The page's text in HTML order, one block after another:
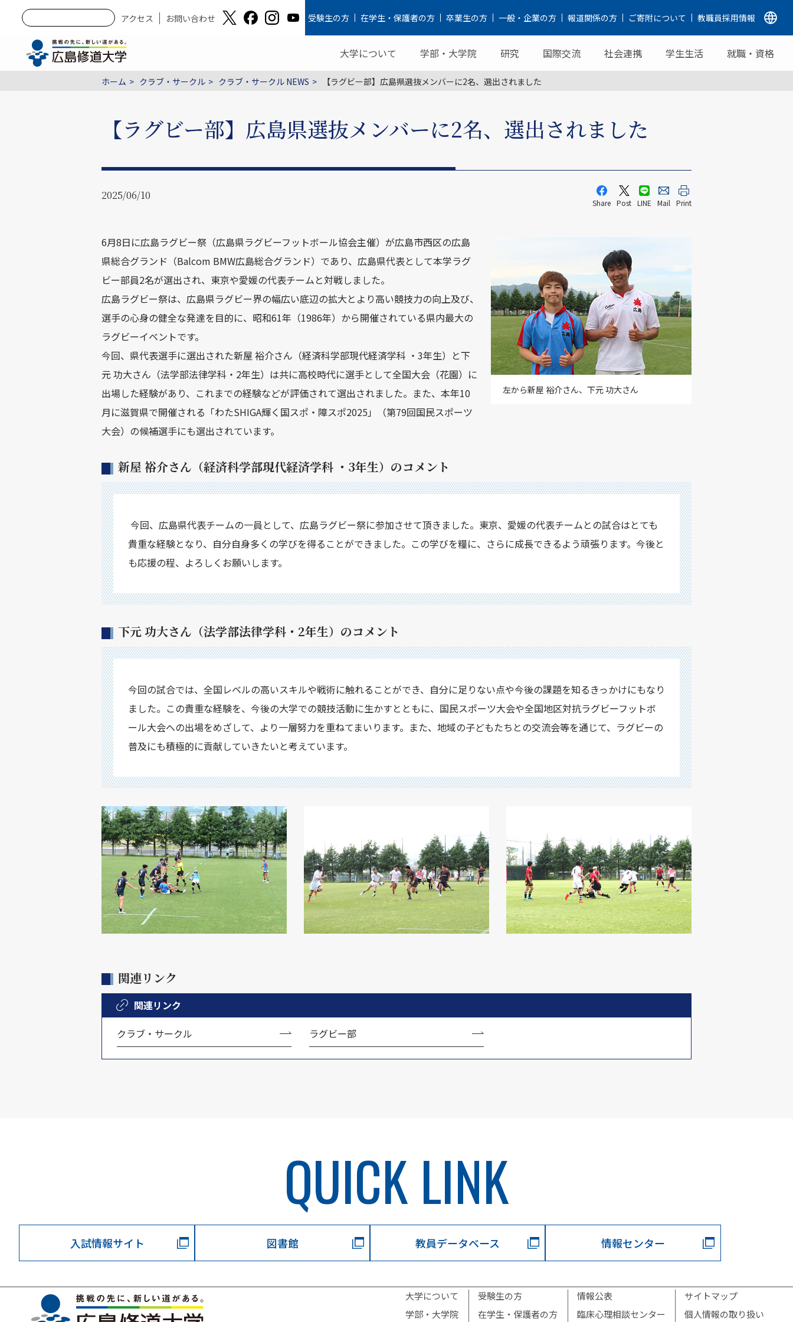
アクセス お問い合わせ 受験生の方 在学生・保護者の方 卒業生の方 一般・企業の方 報道関係の方 ご寄附について 教職員採用情報
大学について 学部・大学院 研究 国際交流 社会連携 学生生活 就職・資格
ホーム クラブ・サークル クラブ・サークル NEWS 【ラグビー部】広島県選抜メンバーに2名、選出されました
【ラグビー部】広島県選抜メンバーに2名、選出されました
Share Post LINE Mail Print
2025/06/10
左から新屋 裕介さん、下元 功大さん
6月8日に広島ラグビー祭（広島県ラグビーフットボール協会主催）が広島市西区の広島
県総合グランド（Balcom BMW広島総合グランド）であり、広島県代表として本学ラグ
ビー部員2名が選出され、東京や愛媛の代表チームと対戦しました。
広島ラグビー祭は、広島県ラグビー界の幅広い底辺の拡大とより高い競技力の向上及び、
選手の心身の健全な発達を目的に、昭和61年（1986年）から開催されている県内最大の
ラグビーイベントです。
今回、県代表選手に選出された新屋 裕介さん（経済科学部現代経済学科 ・3年生）と下
元 功大さん（法学部法律学科・2年生）は共に高校時代に選手として全国大会（花園）に
出場した経験があり、これまでの経験などが評価されて選出されました。また、本年10
月に滋賀県で開催される「わたSHIGA輝く国スポ・障スポ2025」（第79回国民スポーツ
大会）の候補選手にも選出されています。
新屋 裕介さん（経済科学部現代経済学科 ・3年生）のコメント
今回、広島県代表チームの一員として、広島ラグビー祭に参加させて頂きました。東京、愛媛の代表チームとの試合はとても
貴重な経験となり、自分自身多くの学びを得ることができました。この学びを糧に、さらに成長できるよう頑張ります。今後と
も応援の程、よろしくお願いします。
下元 功大さん（法学部法律学科・2年生）のコメント
今回の試合では、全国レベルの高いスキルや戦術に触れることができ、自分に足りない点や今後の課題を知るきっかけにもなり
ました。この貴重な経験を、今後の大学での競技活動に生かすとともに、国民スポーツ大会や全国地区対抗ラグビーフットボ
ール大会への出場をめざして、より一層努力を重ねてまいります。また、地域の子どもたちとの交流会等を通じて、ラグビーの
普及にも積極的に貢献していきたいと考えています。
関連リンク
関連リンク
クラブ・サークル
ラグビー部
QUICK LINK
入試情報サイト 図書館 教員データベース 情報センター
大学について
学部・大学院
受験生の方
在学生・保護者の方
情報公表
臨床心理相談センター
サイトマップ
個人情報の取り扱い